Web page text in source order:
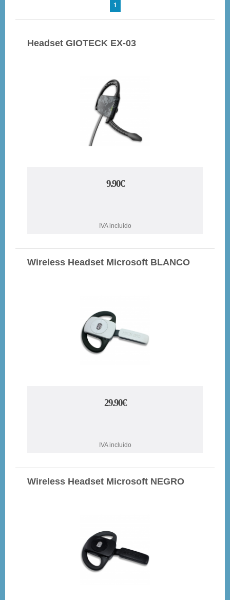
1
Headset GIOTECK EX-03
9.90€
IVA incluido
Wireless Headset Microsoft BLANCO
29.90€
IVA incluido
Wireless Headset Microsoft NEGRO